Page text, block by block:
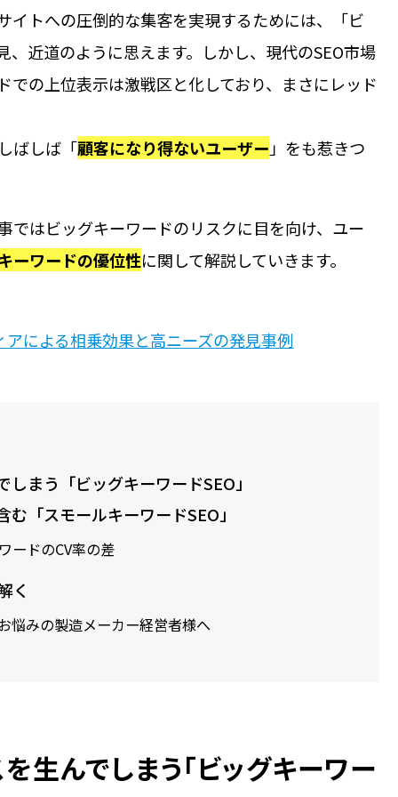
イトへの圧倒的な集客を実現するためには、「ビ
、近道のように思えます。しかし、現代のSEO市場
の上位表示は激戦区と化しており、まさにレッド
ばしば「顧客になり得ないユーザー 」をも惹きつ
ではビッグキーワードのリスクに目を向け、ユー
ーワードの優位性に関して解説していきます。
による相乗効果と高ニーズの発見事例
まう「ビッグキーワードSEO」
「スモールキーワードSEO」
ードのCV率の差
く
悩みの製造メーカー経営者様へ
生んでしまう「ビッグキーワー